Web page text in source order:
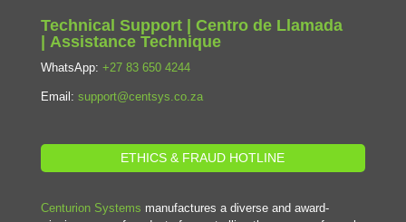
Technical Support | Centro de Llamada
| Assistance Technique
WhatsApp: +27 83 650 4244
Email: support@centsys.co.za
ETHICS & FRAUD HOTLINE
Centurion Systems manufactures a diverse and award-